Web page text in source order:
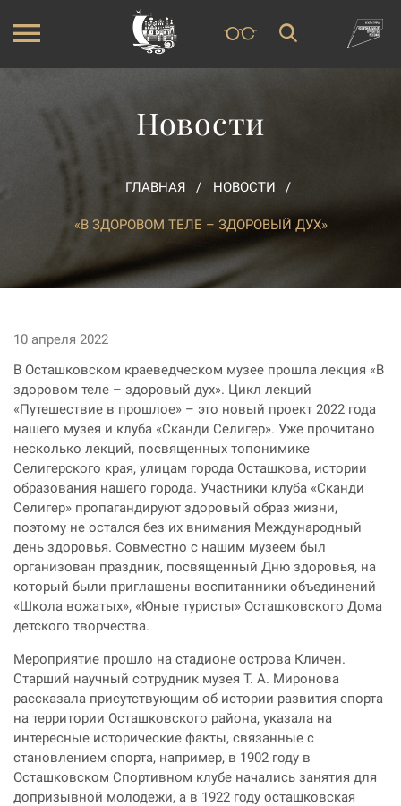
Новости
ГЛАВНАЯ НОВОСТИ
«В ЗДОРОВОМ ТЕЛЕ – ЗДОРОВЫЙ ДУХ»
10 апреля 2022
В Осташковском краеведческом музее прошла лекция «В
здоровом теле – здоровый дух». Цикл лекций
«Путешествие в прошлое» – это новый проект 2022 года
нашего музея и клуба «Сканди Селигер». Уже прочитано
несколько лекций, посвященных топонимике
Селигерского края, улицам города Осташкова, истории
образования нашего города. Участники клуба «Сканди
Селигер» пропагандируют здоровый образ жизни,
поэтому не остался без их внимания Международный
день здоровья. Совместно с нашим музеем был
организован праздник, посвященный Дню здоровья, на
который были приглашены воспитанники объединений
«Школа вожатых», «Юные туристы» Осташковского Дома
детского творчества.
Мероприятие прошло на стадионе острова Кличен.
Старший научный сотрудник музея Т. А. Миронова
рассказала присутствующим об истории развития спорта
на территории Осташковского района, указала на
интересные исторические факты, связанные с
становлением спорта, например, в 1902 году в
Осташковском Спортивном клубе начались занятия для
допризывной молодежи, а в 1922 году осташковская